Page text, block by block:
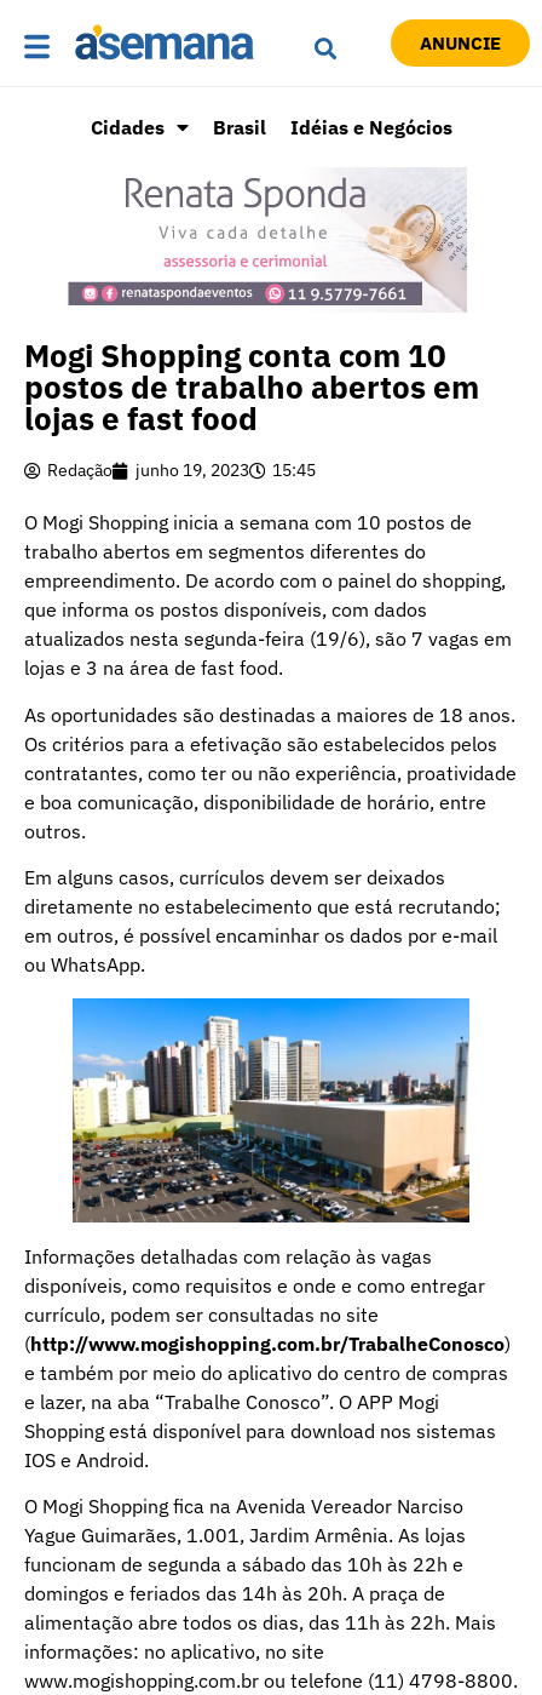
ANUNCIE
Cidades Brasil Idéias e Negócios
Mogi Shopping conta com 10
postos de trabalho abertos em
lojas e fast food
Redação junho 19, 2023 15:45
O Mogi Shopping inicia a semana com 10 postos de
trabalho abertos em segmentos diferentes do
empreendimento. De acordo com o painel do shopping,
que informa os postos disponíveis, com dados
atualizados nesta segunda-feira (19/6), são 7 vagas em
lojas e 3 na área de fast food.
As oportunidades são destinadas a maiores de 18 anos.
Os critérios para a efetivação são estabelecidos pelos
contratantes, como ter ou não experiência, proatividade
e boa comunicação, disponibilidade de horário, entre
outros.
Em alguns casos, currículos devem ser deixados
diretamente no estabelecimento que está recrutando;
em outros, é possível encaminhar os dados por e-mail
ou WhatsApp.
Informações detalhadas com relação às vagas
disponíveis, como requisitos e onde e como entregar
currículo, podem ser consultadas no site
(http://www.mogishopping.com.br/TrabalheConosco)
e também por meio do aplicativo do centro de compras
e lazer, na aba “Trabalhe Conosco”. O APP Mogi
Shopping está disponível para download nos sistemas
IOS e Android.
O Mogi Shopping fica na Avenida Vereador Narciso
Yague Guimarães, 1.001, Jardim Armênia. As lojas
funcionam de segunda a sábado das 10h às 22h e
domingos e feriados das 14h às 20h. A praça de
alimentação abre todos os dias, das 11h às 22h. Mais
informações: no aplicativo, no site
www.mogishopping.com.br ou telefone (11) 4798-8800.